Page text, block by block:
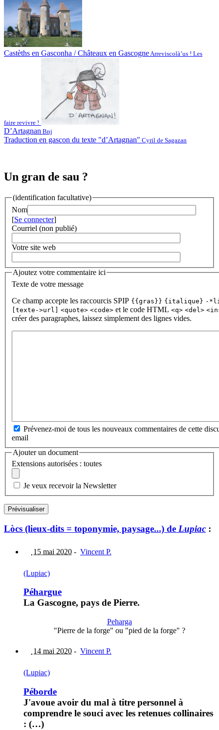
Castèths en Gasconha / Châteaux en Gascogne Arreviscolà’us ! Les
faire revivre !
D’Artagnan Bnj
Traduction en gascon du texte "d’Artagnan" Cyril de Sagazan
Un gran de sau ?
(identification facultative)
Nom
[Se connecter]
Courriel (non publié)
Votre site web
Ajoutez votre commentaire ici
Texte de votre message
Ce champ accepte les raccourcis SPIP {{gras}} {italique} -
[texte->url] <quote> <code> et le code HTML <q> <del>
créer des paragraphes, laissez simplement des lignes vides.
Prévenez-moi de tous les nouveaux commentaires de cette
email
Ajouter un document
Extensions autorisées : toutes
Je veux recevoir la Newsletter
Lòcs (lieux-dits = toponymie, paysage...) de Lupiac :
15 mai 2020 - Vincent P.
(Lupiac)
Péhargue
La Gascogne, pays de Pierre.
Peharga
"Pierre de la forge" ou "pied de la forge" ?
14 mai 2020 - Vincent P.
(Lupiac)
Péborde
J'avoue avoir du mal à titre personnel à
comprendre le souci avec les retenues collinaires
: (…)